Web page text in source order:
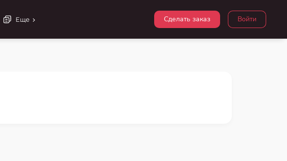
Войти
Сделать заказ
Еще